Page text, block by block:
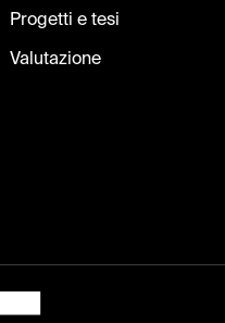
Progetti e tesi
Valutazione